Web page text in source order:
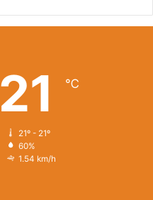
21 ℃
21º - 21º
60%
1.54 km/h